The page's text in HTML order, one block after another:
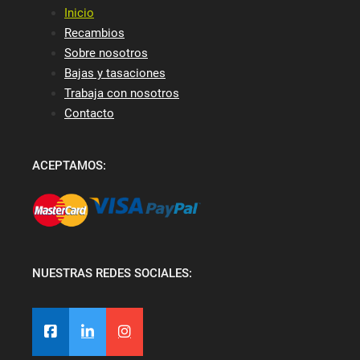
Inicio
Recambios
Sobre nosotros
Bajas y tasaciones
Trabaja con nosotros
Contacto
ACEPTAMOS:
NUESTRAS REDES SOCIALES: